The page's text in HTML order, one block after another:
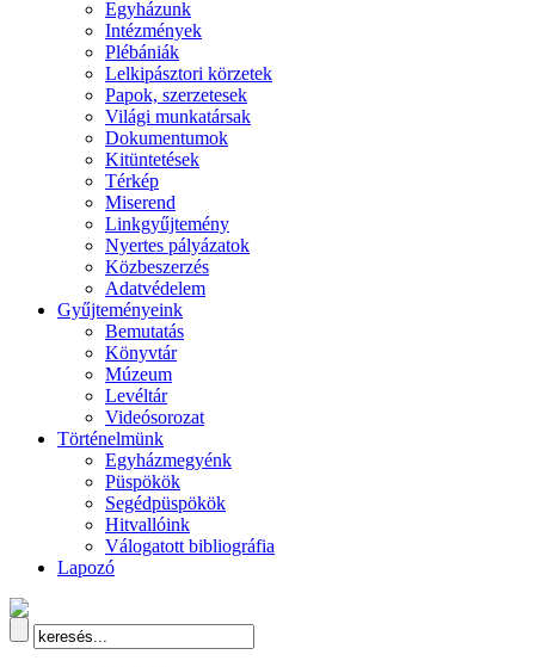
Egyházunk
Intézmények
Plébániák
Lelkipásztori körzetek
Papok, szerzetesek
Világi munkatársak
Dokumentumok
Kitüntetések
Térkép
Miserend
Linkgyűjtemény
Nyertes pályázatok
Közbeszerzés
Adatvédelem
Gyűjteményeink
Bemutatás
Könyvtár
Múzeum
Levéltár
Videósorozat
Történelmünk
Egyházmegyénk
Püspökök
Segédpüspökök
Hitvallóink
Válogatott bibliográfia
Lapozó